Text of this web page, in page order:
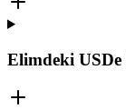
Elimdeki USDe